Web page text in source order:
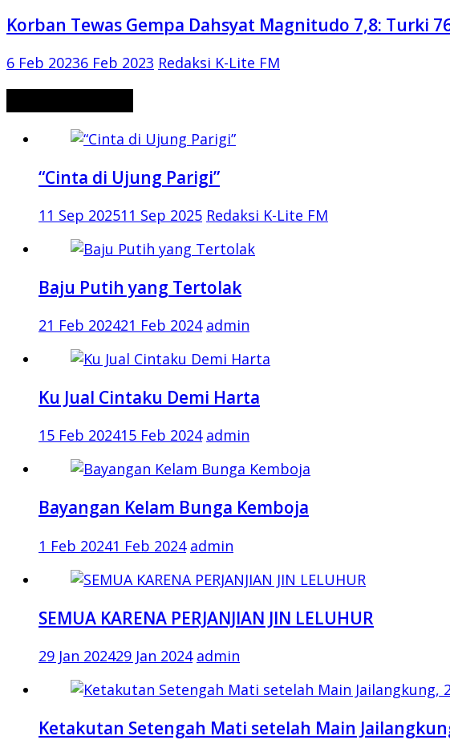
Korban Tewas Gempa Dahsyat Magnitudo 7,8: Turki
6 Feb 20236 Feb 2023 Redaksi K-Lite FM
“Cinta di Ujung Parigi”
11 Sep 202511 Sep 2025 Redaksi K-Lite FM
Baju Putih yang Tertolak
21 Feb 202421 Feb 2024 admin
Ku Jual Cintaku Demi Harta
15 Feb 202415 Feb 2024 admin
Bayangan Kelam Bunga Kemboja
1 Feb 20241 Feb 2024 admin
SEMUA KARENA PERJANJIAN JIN LELUHUR
29 Jan 202429 Jan 2024 admin
Ketakutan Setengah Mati setelah Main